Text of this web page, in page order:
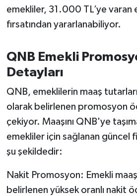
emekliler, 31.000 TL’ye varan
fırsatından yararlanabiliyor.
QNB Emekli
Detayları
QNB, emeklilerin maaş
olarak belirlenen promosyon
çekiyor. Maaşını QNB'ye
emekliler için sağlanan güncel
şu şekildedir:
Nakit Promosyon: Emekli maaş
belirlenen yüksek oranlı nakit
OLAY
Resmi İlanlar
SAĞLIK
Savaştepe
SEYAHAT
Sındırgı